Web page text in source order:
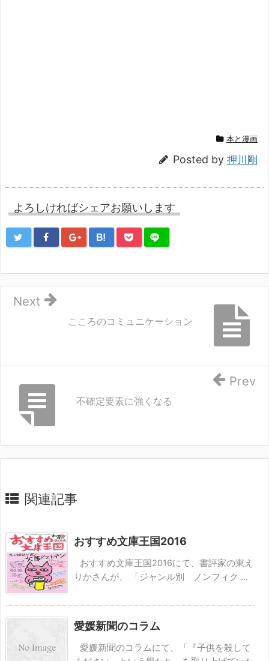
本と漫画
Posted by 押川剛
よろしければシェアお願いします
B!
こころのコミュニケーション
Next
不確定要素に強くなる
Prev
関連記事
おすすめ文庫王国2016
おすすめ文庫王国2016にて、書評家の東え
りかさんが、 「ジャンル別 ノンフィク ...
愛媛新聞のコラム
愛媛新聞のコラムにて、「『子供を殺して